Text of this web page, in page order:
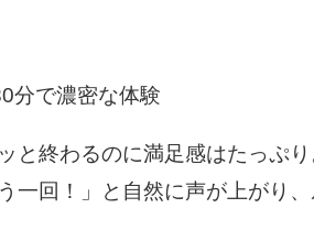
で濃密な体験
と終わるのに満足感はたっぷり
う一回！」と自然に声が上がり